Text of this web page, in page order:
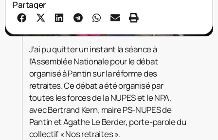
Partager
J’ai pu quitter un instant la séance à
l’Assemblée Nationale pour le débat
organisé à Pantin sur la réforme des
retraites. Ce débat a été organisé par
toutes les forces de la NUPES et le NPA,
avec Bertrand Kern, maire PS-NUPES de
Pantin et Agathe Le Berder, porte-parole du
collectif « Nos retraites ».